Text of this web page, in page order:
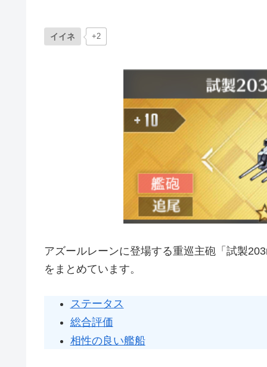
イイネ +2
アズールレーンに登場する重巡主砲「試製
をまとめています。
ステータス
総合評価
相性の良い艦船